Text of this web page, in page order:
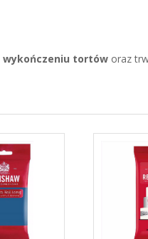
tortóworaz